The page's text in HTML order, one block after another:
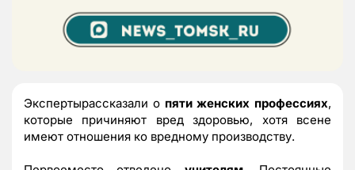
Экспертырассказали о пяти женских профессиях,
которые причиняют вред здоровью, хотя всене
имеют отношения ко вредному производству.